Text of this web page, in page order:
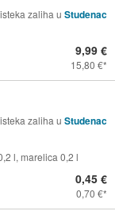
zaliha u Studenac
9,99 €
15,80 €
zaliha u Studenac
l, marelica 0,2 l
0,45 €
0,70 €